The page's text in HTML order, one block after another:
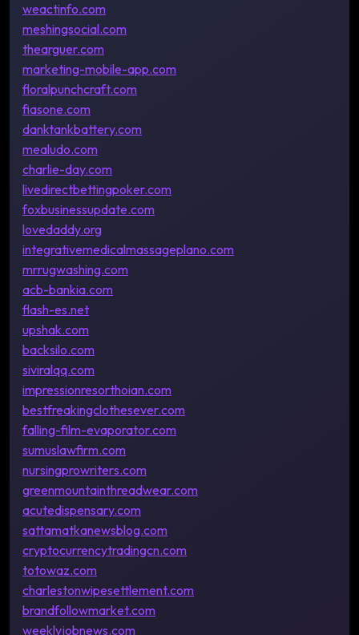
weactinfo.com
meshingsocial.com
thearguer.com
marketing-mobile-app.com
floralpunchcraft.com
fiasone.com
danktankbattery.com
mealudo.com
charlie-day.com
livedirectbettingpoker.com
foxbusinessupdate.com
lovedaddy.org
integrativemedicalmassageplano.com
mrrugwashing.com
acb-bankia.com
flash-es.net
upshak.com
backsilo.com
siviralqq.com
impressionresorthoian.com
bestfreakingclothesever.com
falling-film-evaporator.com
sumuslawfirm.com
nursingprowriters.com
greenmountainthreadwear.com
acutedispensary.com
sattamatkanewsblog.com
cryptocurrencytradingcn.com
totowaz.com
charlestonwipesettlement.com
brandfollowmarket.com
weeklyjobnews.com